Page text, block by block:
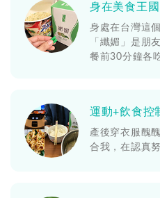
身在美食王
身處在台灣這
「纖媚」是朋
餐前30分鐘各
運動+飲食控
產後穿衣服醜
合我，在認真